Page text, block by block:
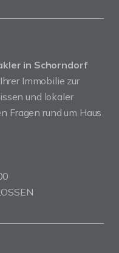
in Schorndorf
Immobilie zur
und lokaler
Fragen rund um Haus